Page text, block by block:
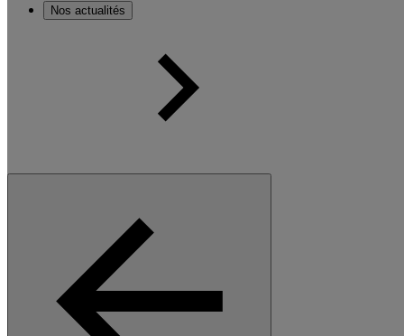
Nos actualités